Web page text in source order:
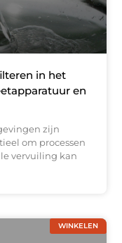
in het
en
zijn
om processen
vervuiling kan
WINKELEN